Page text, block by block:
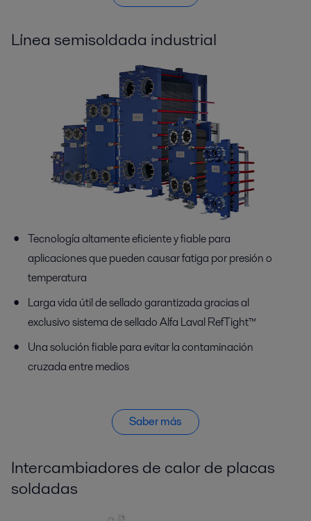
Línea semisoldada industrial
Tecnología altamente eficiente y fiable para
aplicaciones que pueden causar fatiga por presión o
temperatura
Larga vida útil de sellado garantizada gracias al
exclusivo sistema de sellado Alfa Laval RefTight™
Una solución fiable para evitar la contaminación
cruzada entre medios
Saber más
Intercambiadores de calor de placas
soldadas